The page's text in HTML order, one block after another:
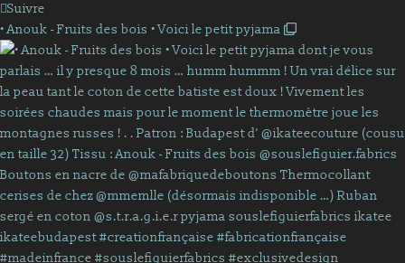
Suivre
• Anouk - Fruits des bois • Voici le petit pyjama